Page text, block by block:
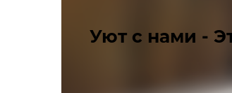
Уют с нами -